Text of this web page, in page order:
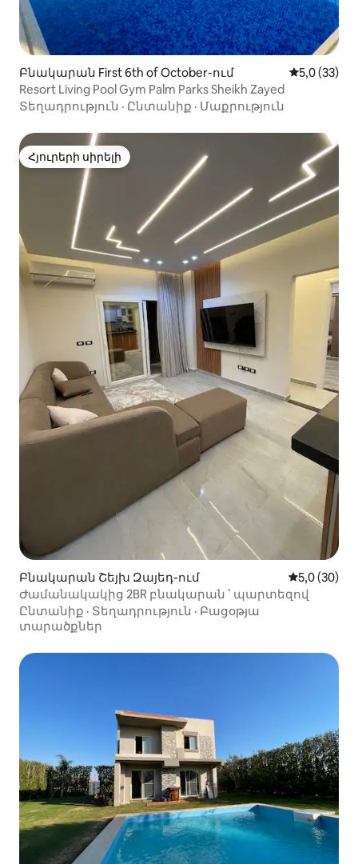
Բնակարան First 6th of October-ում Միջին
5,0 (33)
Resort Living Pool Gym Palm Parks Sheikh Zayed
Տեղադրություն · Ընտանիք · Մաքրություն
Հյուրերի սիրելի
Հյուրերի սիրելի
Բնակարան Շեյխ Զայեդ-ում Միջին
5,0 (30)
Ժամանակակից 2BR բնակարան ՝ պարտեզով
Ընտանիք · Տեղադրություն · Բացօթյա
տարածքներ